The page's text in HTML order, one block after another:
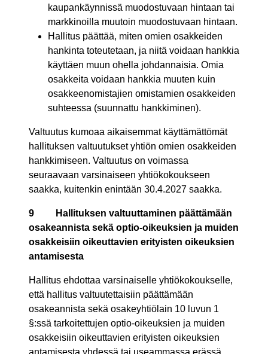
kaupankäynnissä muodostuvaan hintaan tai
markkinoilla muutoin muodostuvaan hintaan.
Hallitus päättää, miten omien osakkeiden
hankinta toteutetaan, ja niitä voidaan hankkia
käyttäen muun ohella johdannaisia. Omia
osakkeita voidaan hankkia muuten kuin
osakkeenomistajien omistamien osakkeiden
suhteessa (suunnattu hankkiminen).
Valtuutus kumoaa aikaisemmat käyttämättömät
hallituksen valtuutukset yhtiön omien osakkeiden
hankkimiseen. Valtuutus on voimassa
seuraavaan varsinaiseen yhtiökokoukseen
saakka, kuitenkin enintään 30.4.2027 saakka.
9
Hallituksen valtuuttaminen päättämään
osakeannista sekä optio-oikeuksien ja muiden
osakkeisiin oikeuttavien erityisten oikeuksien
antamisesta
Hallitus ehdottaa varsinaiselle yhtiökokoukselle,
että hallitus valtuutettaisiin päättämään
osakeannista sekä osakeyhtiölain 10 luvun 1
§:ssä tarkoitettujen optio-oikeuksien ja muiden
osakkeisiin oikeuttavien erityisten oikeuksien
antamisesta yhdessä tai useammassa erässä